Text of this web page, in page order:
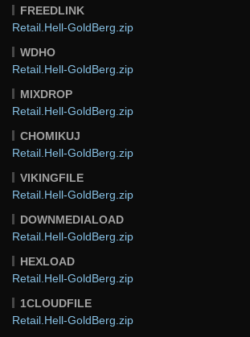
FREEDLINK
Retail.Hell-GoldBerg.zip
WDHO
Retail.Hell-GoldBerg.zip
MIXDROP
Retail.Hell-GoldBerg.zip
CHOMIKUJ
Retail.Hell-GoldBerg.zip
VIKINGFILE
Retail.Hell-GoldBerg.zip
DOWNMEDIALOAD
Retail.Hell-GoldBerg.zip
HEXLOAD
Retail.Hell-GoldBerg.zip
1CLOUDFILE
Retail.Hell-GoldBerg.zip